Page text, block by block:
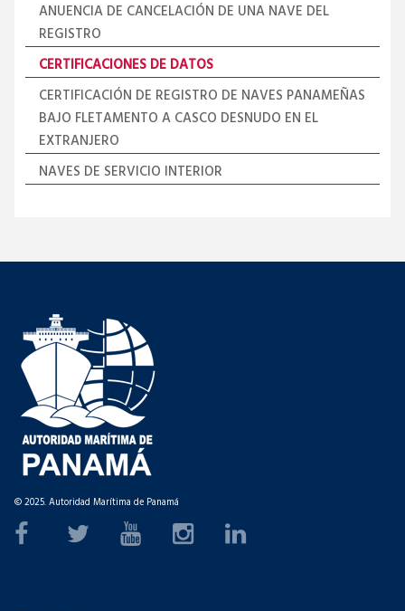
ANUENCIA DE CANCELACIÓN DE UNA NAVE DEL
REGISTRO
CERTIFICACIONES DE DATOS
CERTIFICACIÓN DE REGISTRO DE NAVES PANAMEÑAS
BAJO FLETAMENTO A CASCO DESNUDO EN EL
EXTRANJERO
NAVES DE SERVICIO INTERIOR
© 2025. Autoridad Marítima de Panamá